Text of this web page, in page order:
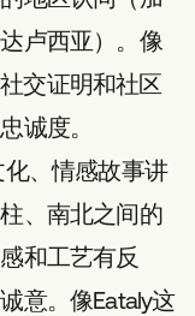
卢西亚）。像
交证明和社区
诚度。
、情感故事讲
、南北之间的
和工艺有反
意。像Eataly这